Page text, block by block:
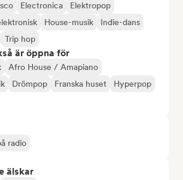
Electronica
Elektropop
House-musik
Indie-dans
Trip hop
är öppna för
Afro House / Amapiano
Drömpop Franska huset
Hyperpop
radio
älskar